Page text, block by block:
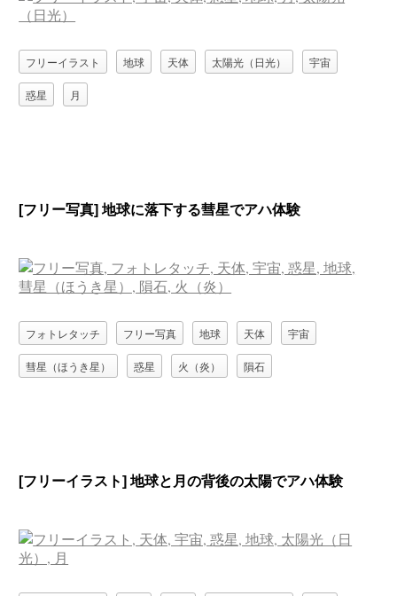
フリーイラスト 地球 天体 太陽光（日光） 宇宙
惑星 月
[フリー写真] 地球に落下する彗星でアハ体験
フォトレタッチ フリー写真 地球 天体 宇宙
彗星（ほうき星） 惑星 火（炎） 隕石
[フリーイラスト] 地球と月の背後の太陽でアハ体験